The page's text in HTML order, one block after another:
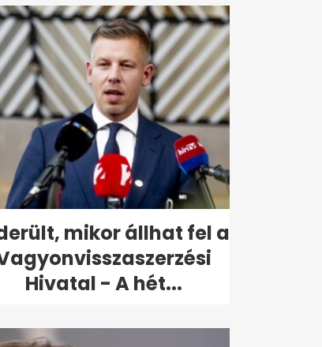
mikor állhat fel a
Hivatal - A hét...